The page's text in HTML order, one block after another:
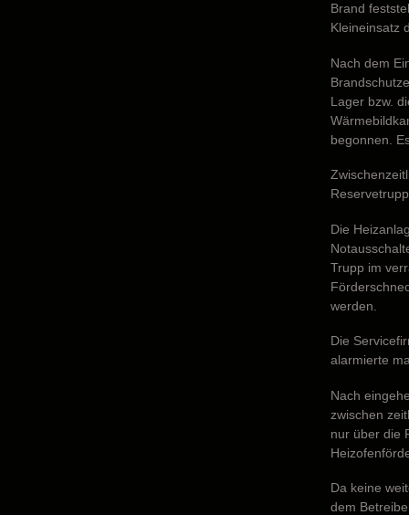
Brand
Kleineinsatz
Nach dem
Lager bzw.
begonnen.
Die
Trupp im
werden.
Die
alarmierte
Nach
zwischen
nur über die
Da keine
dem